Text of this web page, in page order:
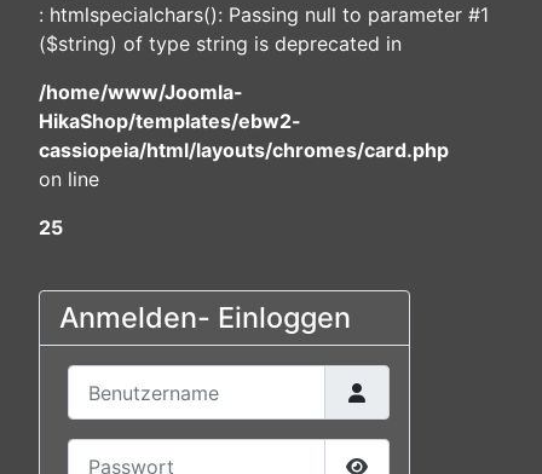
: htmlspecialchars(): Passing null to parameter #1
($string) of type string is deprecated in
/home/www/Joomla-
HikaShop/templates/ebw2-
cassiopeia/html/layouts/chromes/card.php
on line
25
Anmelden- Einloggen